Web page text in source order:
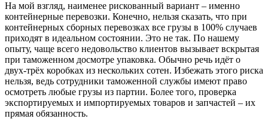
На мой взгляд, наименее рискованный вариант – именно
контейнерные перевозки. Конечно, нельзя сказать, что при
контейнерных сборных перевозках все грузы в 100% случаев
приходят в идеальном состоянии. Это не так. По нашему
опыту, чаще всего недовольство клиентов вызывает вскрытая
при таможенном досмотре упаковка. Обычно речь идёт о
двух-трёх коробках из нескольких сотен. Избежать этого риска
нельзя, ведь сотрудники таможенной службы имеют право
осмотреть любые грузы из партии. Более того, проверка
экспортируемых и импортируемых товаров и запчастей – их
прямая обязанность.